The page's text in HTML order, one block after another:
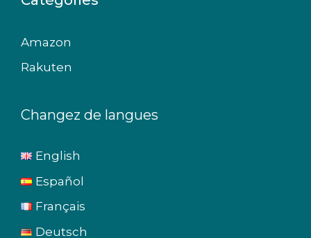
Amazon
Rakuten
Changez de langues
English
Español
Français
Deutsch